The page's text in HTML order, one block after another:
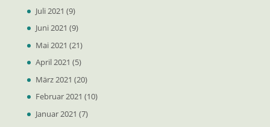
Juli 2021 (9)
Juni 2021 (9)
Mai 2021 (21)
April 2021 (5)
März 2021 (20)
Februar 2021 (10)
Januar 2021 (7)